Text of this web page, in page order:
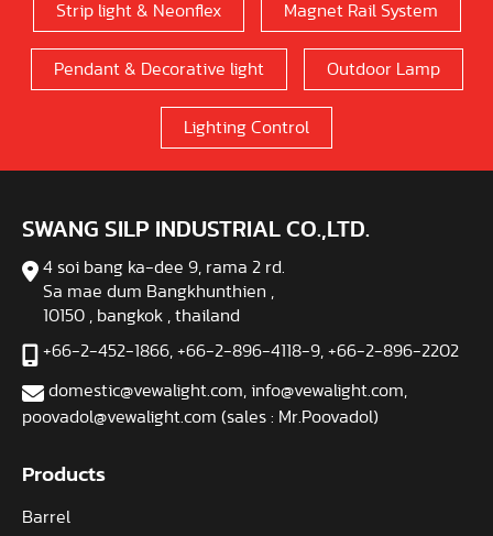
Strip light & Neonflex Magnet Rail System
Pendant & Decorative light Outdoor Lamp
Lighting Control
SWANG SILP INDUSTRIAL CO.,LTD.
4 soi bang ka-dee 9, rama 2 rd.
Sa mae dum Bangkhunthien ,
10150 , bangkok , thailand
+66-2-452-1866 +66-2-896-4118-9 +66-2-896-2202
domestic@vewalight.com, info@vewalight.com,
poovadol@vewalight.com (sales : Mr.Poovadol)
Products
Barrel